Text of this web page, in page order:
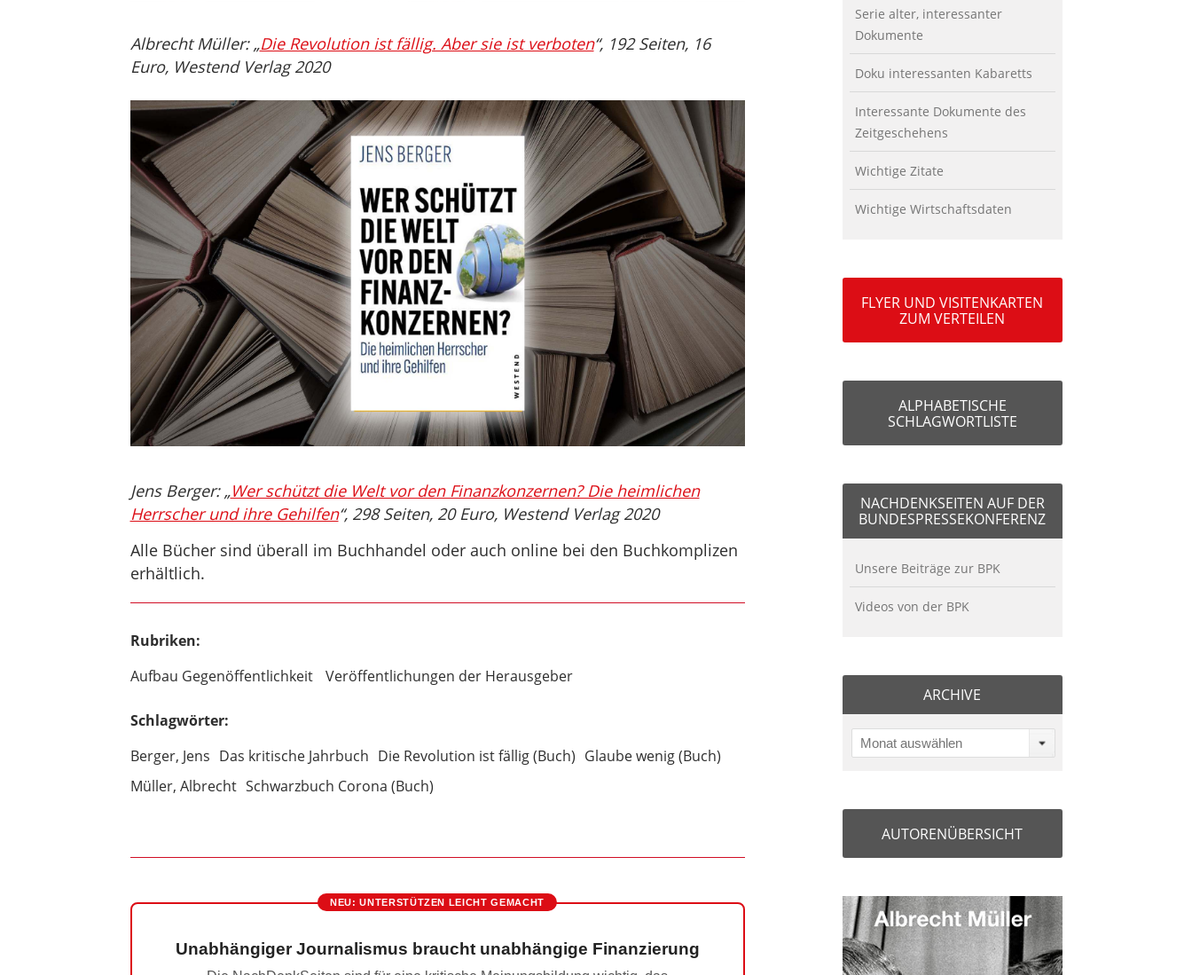
Albrecht Müller: „Die Revolution ist fällig. Aber sie ist verboten“, 192 Seiten, 16
Euro, Westend Verlag 2020
Jens Berger: „Wer schützt die Welt vor den Finanzkonzernen? Die heimlichen
Herrscher und ihre Gehilfen“, 298 Seiten, 20 Euro, Westend Verlag 2020
Alle Bücher sind überall im Buchhandel oder auch online bei den Buchkomplizen
erhältlich.
Rubriken:
Aufbau Gegenöffentlichkeit
Veröffentlichungen der Herausgeber
Schlagwörter:
Berger, Jens Das kritische Jahrbuch Die Revolution ist fällig (Buch) Glaube wenig (Buch)
Müller, Albrecht Schwarzbuch Corona (Buch)
NEU: UNTERSTÜTZEN LEICHT GEMACHT
Unabhängiger Journalismus braucht unabhängige Finanzierung
Serie alter, interessanter
Dokumente
Doku interessanten Kabaretts
Interessante Dokumente des
Zeitgeschehens
Wichtige Zitate
Wichtige Wirtschaftsdaten
FLYER UND VISITENKARTEN
ZUM VERTEILEN
ALPHABETISCHE
SCHLAGWORTLISTE
NACHDENKSEITEN AUF DER
BUNDESPRESSEKONFERENZ
Unsere Beiträge zur BPK
Videos von der BPK
ARCHIVE
Monat auswählen
AUTORENÜBERSICHT